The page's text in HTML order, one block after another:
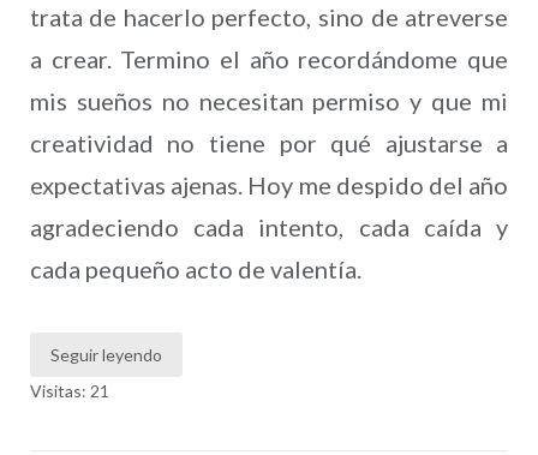
trata de hacerlo perfecto, sino de atreverse
a crear. Termino el año recordándome que
mis sueños no necesitan permiso y que mi
creatividad no tiene por qué ajustarse a
expectativas ajenas. Hoy me despido del año
agradeciendo cada intento, cada caída y
cada pequeño acto de valentía.
Seguir leyendo
Visitas: 21